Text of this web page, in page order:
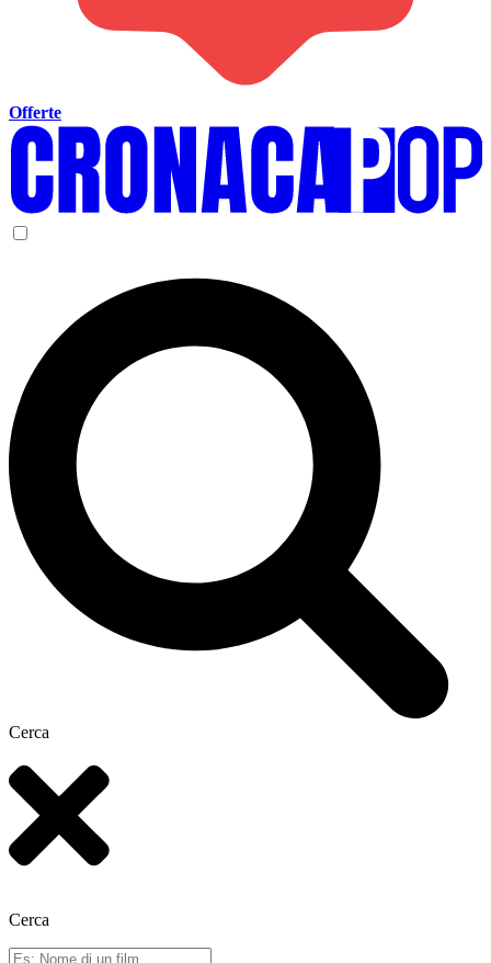
Offerte
Cerca
Cerca